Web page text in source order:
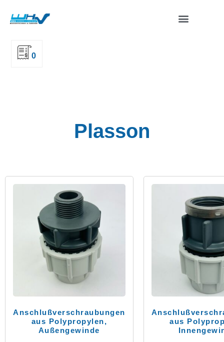
0
Plasson
Anschlußverschraubungen
aus Polypropylen,
Außengewinde
aus